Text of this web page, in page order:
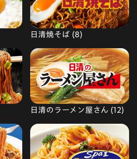
日清焼そば (8)
日清のラーメン屋さん (12)